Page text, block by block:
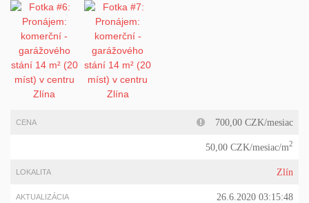
CENA 700,00 CZK/mesiac
50,00 CZK/mesiac/m2
LOKALITA Zlín
AKTUALIZÁCIA 26.6.2020 03:15:48